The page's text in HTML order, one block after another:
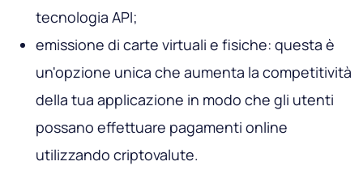
tecnologia API;
emissione di carte virtuali e fisiche: questa è
un'opzione unica che aumenta la competitività
della tua applicazione in modo che gli utenti
possano effettuare pagamenti online
utilizzando criptovalute.